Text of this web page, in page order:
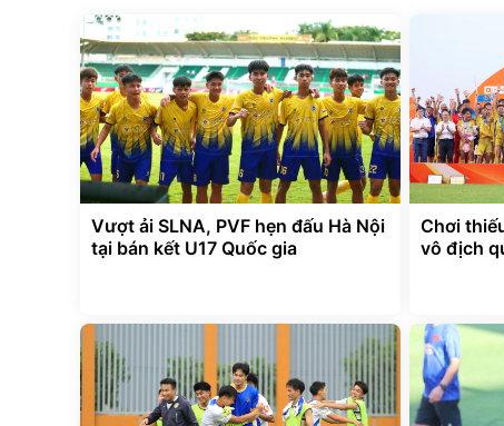
Vượt ải SLNA, PVF hẹn đấu Hà Nội
tại bán kết U17 Quốc gia
Chơi
vô địch